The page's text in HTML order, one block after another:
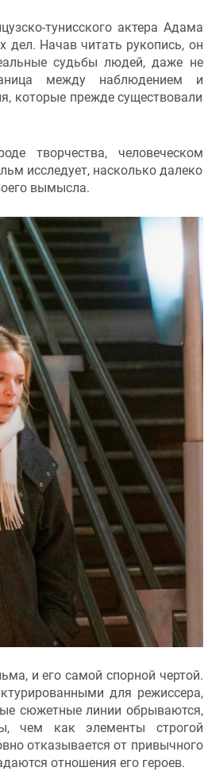
тунисского актера Адама
дел. Начав читать рукопись, он
судьбы людей, даже не
между наблюдением и
которые прежде существовали
творчества, человеческом
исследует, насколько далеко
вымысла.
и его самой спорной чертой.
для режиссера,
сюжетные линии обрываются,
чем как элементы строгой
отказывается от привычного
отношения его героев.